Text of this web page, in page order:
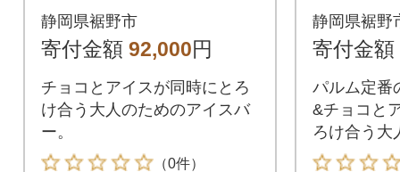
トチョコレート 6本×
12箱全3回
静岡県裾野市
寄付金額 92,000円
チョコとアイスが同時にとろ
け合う大人のためのアイスバ
ー。
（0件）
ョコレ
ート 6
静岡県裾野
寄付金額
パルム定番
&チョコと
ろけ合う大
バー。